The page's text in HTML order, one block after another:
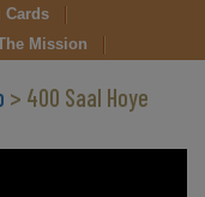
Cards
Mission
> 400 Saal Hoye